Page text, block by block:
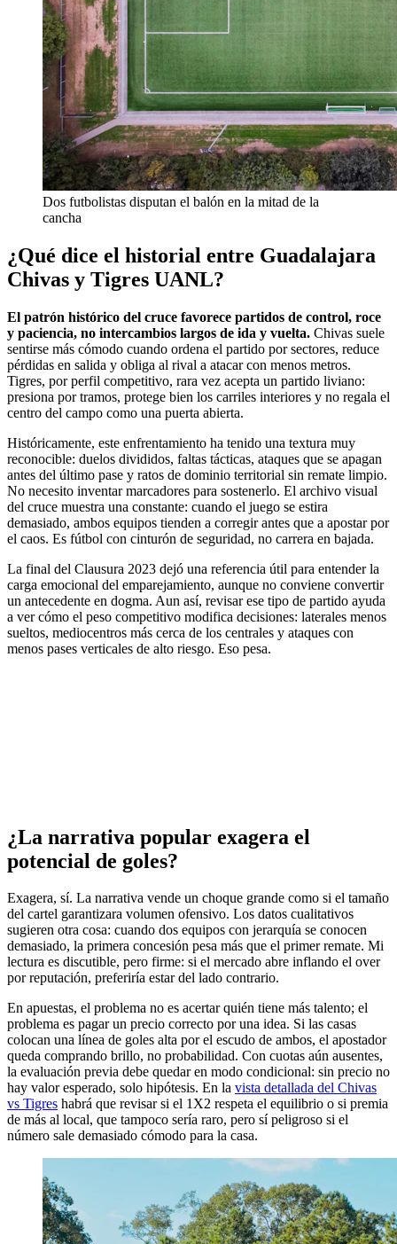
Dos futbolistas disputan el balón en la mitad de la
cancha
¿Qué dice el historial entre Guadalajara
Chivas y Tigres UANL?
El patrón histórico del cruce favorece partidos de control, roce
y paciencia, no intercambios largos de ida y vuelta. Chivas suele
sentirse más cómodo cuando ordena el partido por sectores, reduce
pérdidas en salida y obliga al rival a atacar con menos metros.
Tigres, por perfil competitivo, rara vez acepta un partido liviano:
presiona por tramos, protege bien los carriles interiores y no regala el
centro del campo como una puerta abierta.
Históricamente, este enfrentamiento ha tenido una textura muy
reconocible: duelos divididos, faltas tácticas, ataques que se apagan
antes del último pase y ratos de dominio territorial sin remate limpio.
No necesito inventar marcadores para sostenerlo. El archivo visual
del cruce muestra una constante: cuando el juego se estira
demasiado, ambos equipos tienden a corregir antes que a apostar por
el caos. Es fútbol con cinturón de seguridad, no carrera en bajada.
La final del Clausura 2023 dejó una referencia útil para entender la
carga emocional del emparejamiento, aunque no conviene convertir
un antecedente en dogma. Aun así, revisar ese tipo de partido ayuda
a ver cómo el peso competitivo modifica decisiones: laterales menos
sueltos, mediocentros más cerca de los centrales y ataques con
menos pases verticales de alto riesgo. Eso pesa.
¿La narrativa popular exagera el
potencial de goles?
Exagera, sí. La narrativa vende un choque grande como si el tamaño
del cartel garantizara volumen ofensivo. Los datos cualitativos
sugieren otra cosa: cuando dos equipos con jerarquía se conocen
demasiado, la primera concesión pesa más que el primer remate. Mi
lectura es discutible, pero firme: si el mercado abre inflando el over
por reputación, preferiría estar del lado contrario.
En apuestas, el problema no es acertar quién tiene más talento; el
problema es pagar un precio correcto por una idea. Si las casas
colocan una línea de goles alta por el escudo de ambos, el apostador
queda comprando brillo, no probabilidad. Con cuotas aún ausentes,
la evaluación previa debe quedar en modo condicional: sin precio no
hay valor esperado, solo hipótesis. En la vista detallada del Chivas
vs Tigres habrá que revisar si el 1X2 respeta el equilibrio o si premia
de más al local, que tampoco sería raro, pero sí peligroso si el
número sale demasiado cómodo para la casa.